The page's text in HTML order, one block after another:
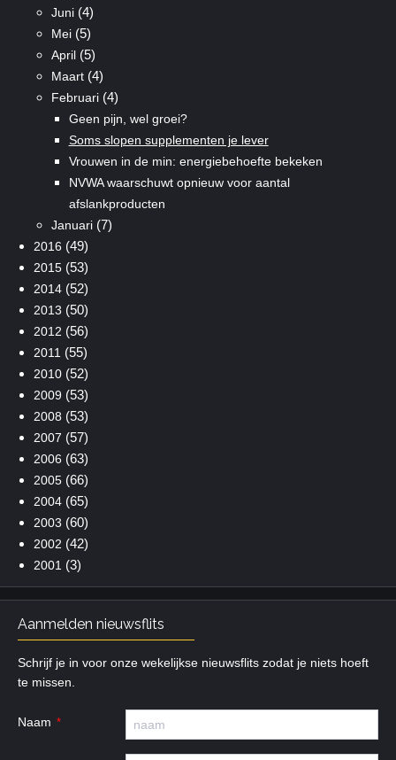
Juni(4)
Mei(5)
April(5)
Maart(4)
Februari(4)
Geen pijn, wel groei?
Soms slopen supplementen je lever
Vrouwen in de min: energiebehoefte bekeken
NVWA waarschuwt opnieuw voor aantal
afslankproducten
Januari(7)
2016 (49)
2015(53)
2014(52)
2013 (50)
2012 (56)
2011 (55)
2010(52)
2009 (53)
2008 (53)
2007 (57)
2006 (63)
2005(66)
2004(65)
2003 (60)
2002 (42)
2001 (3)
Aanmelden nieuwsflits
Schrijf je in voor onze wekelijkse nieuwsflits zodat je niets hoeft
te missen.
Naam